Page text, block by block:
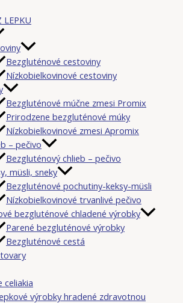
LEPKU
Bezgluténové cestoviny
Nízkobielkovinové cestoviny
Bezgluténové múčne zmesi Promix
Prirodzene bezgluténové múky
Nízkobielkovinové zmesi Apromix
– pečivo
Bezgluténový chlieb – pečivo
müsli, sneky
Bezgluténové pochutiny-keksy-müsli
Nízkobielkovinové trvanlivé pečivo
bezgluténové chladené výrobky
Parené bezgluténové výrobky
Bezgluténové cestá
celiakia
výrobky hradené zdravotnou